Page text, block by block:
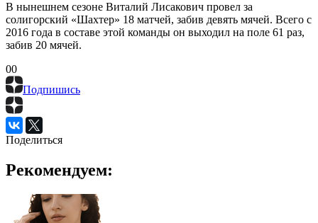
В нынешнем сезоне Виталий Лисакович провел за
солигорский «Шахтер» 18 матчей, забив девять мячей. Всего с
2016 года в составе этой команды он выходил на поле 61 раз,
забив 20 мячей.
00
Подпишись
Поделиться
Рекомендуем: